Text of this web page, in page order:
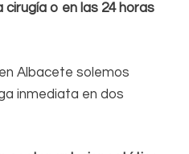
cirugía o en las 24 horas
Albacete solemos
inmediata en dos